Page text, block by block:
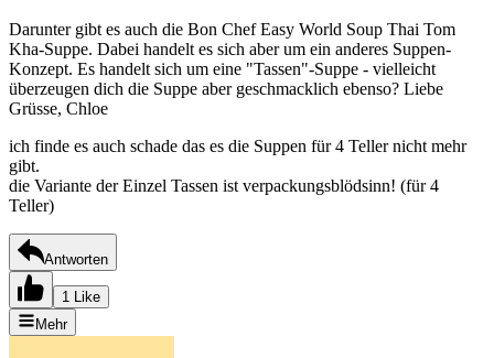
Darunter gibt es auch die Bon Chef Easy World Soup Thai Tom
Kha-Suppe. Dabei handelt es sich aber um ein anderes Suppen-
Konzept. Es handelt sich um eine "Tassen"-Suppe - vielleicht
überzeugen dich die Suppe aber geschmacklich ebenso? Liebe
Grüsse, Chloe
ich finde es auch schade das es die Suppen für 4 Teller nicht mehr
gibt.
die Variante der Einzel Tassen ist verpackungsblödsinn! (für 4
Teller)
Antworten
1 Like
Mehr